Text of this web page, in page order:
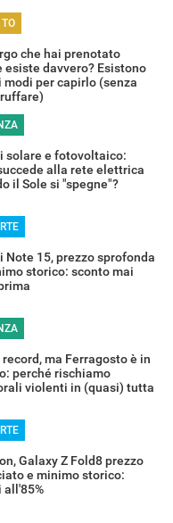
che hai prenotato
esiste davvero? Esistono
modi per capirlo (senza
solare e fotovoltaico:
alla rete elettrica
il Sole si "spegne"?
Note 15, prezzo sprofonda
storico: sconto mai
record, ma Ferragosto è in
perché rischiamo
violenti in (quasi) tutta
Galaxy Z Fold8 prezzo
e minimo storico:
all'85%